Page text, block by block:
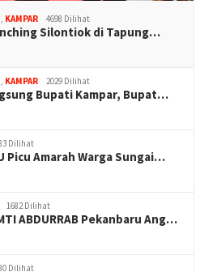
, KAMPAR 4698 Dilihat
Silontiok di Tapung…
, KAMPAR 2029 Dilihat
Bupati Kampar, Bupat…
Dilihat
Picu Amarah Warga Sungai…
1682 Dilihat
ABDURRAB Pekanbaru Ang…
Dilihat